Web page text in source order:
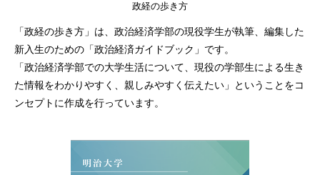
政経の歩き方
「政経の歩き方」は、政治経済学部の現役学生が執筆、編集した
新入生のための「政治経済ガイドブック」です。
「政治経済学部での大学生活について、現役の学部生による生き
た情報をわかりやすく、親しみやすく伝えたい」ということをコ
ンセプトに作成を行っています。